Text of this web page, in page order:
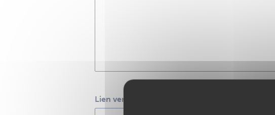
Lien vers le site Internet